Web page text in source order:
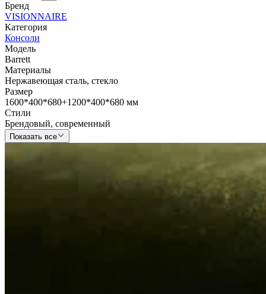
Бренд
VISIONNAIRE
Категория
Консоли
Модель
Barrett
Материалы
Нержавеющая сталь, стекло
Размер
1600*400*680+1200*400*680 мм
Стили
Брендовый, современный
Показать все